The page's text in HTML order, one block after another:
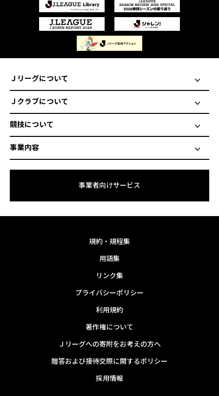
Ｊリーグについて
Ｊクラブについて
競技について
事業内容
事業者向けサービス
規約・規程集
用語集
リンク集
プライバシーポリシー
利用規約
著作権について
Ｊリーグへの寄附をお考えの方へ
贈答および接待交際に関するポリシー
採用情報